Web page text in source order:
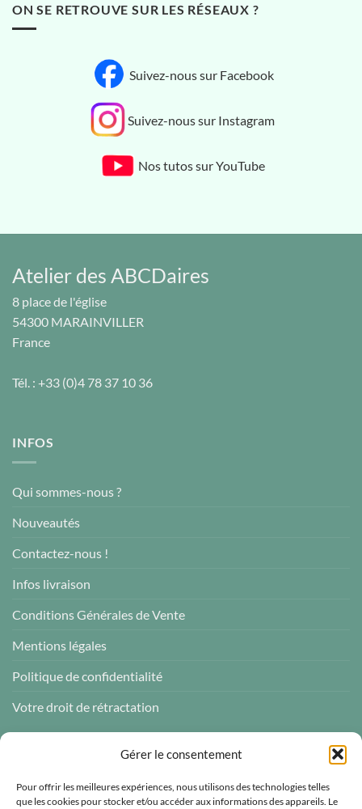
Gérer le consentement
Pour offrir les meilleures expériences, nous utilisons des technologies telles
que les cookies pour stocker et/ou accéder aux informations des appareils. Le
ON SE RETROUVE SUR LES RÉSEAUX ?
Suivez-nous sur Facebook
Suivez-nous sur Instagram
Nos tutos sur YouTube
Atelier des ABCDaires
8 place de l'église
54300 MARAINVILLER
France
Tél. : +33 (0)4 78 37 10 36
INFOS
Qui sommes-nous ?
Nouveautés
Contactez-nous !
Infos livraison
Conditions Générales de Vente
Mentions légales
Politique de confidentialité
Votre droit de rétractation